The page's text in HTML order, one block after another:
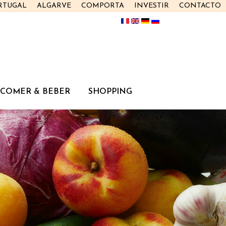
CONTACTO
INVESTIR
COMPORTA
ALGARVE
COMER & BEBER SHOPPING